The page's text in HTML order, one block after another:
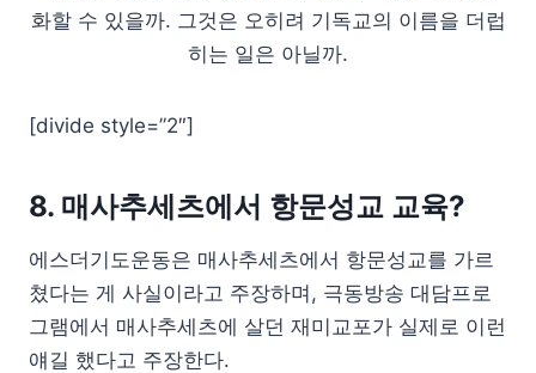
화할 수 있을까. 그것은 오히려 기독교의 이름을 더럽
히는 일은 아닐까.
[divide style=”2″]
8. 매사추세츠에서 항문성교 교육?
에스더기도운동은 매사추세츠에서 항문성교를 가르
쳤다는 게 사실이라고 주장하며, 극동방송 대담프로
그램에서 매사추세츠에 살던 재미교포가 실제로 이런
얘길 했다고 주장한다.